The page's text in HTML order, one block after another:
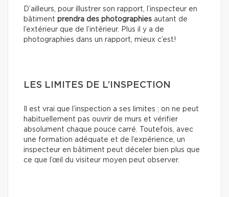
D’ailleurs, pour illustrer son rapport, l’inspecteur en
bâtiment prendra des photographies autant de
l’extérieur que de l’intérieur. Plus il y a de
photographies dans un rapport, mieux c’est!
LES LIMITES DE L’INSPECTION
Il est vrai que l’inspection a ses limites : on ne peut
habituellement pas ouvrir de murs et vérifier
absolument chaque pouce carré. Toutefois, avec
une formation adéquate et de l’expérience, un
inspecteur en bâtiment peut déceler bien plus que
ce que l’œil du visiteur moyen peut observer.